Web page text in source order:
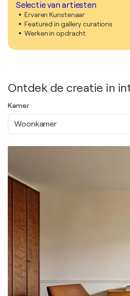
Selectie van artiesten
Ervaren Kunstenaar
Featured in gallery curations
Werken in opdracht
Ontdek de creatie in
Kamer
Woonkamer